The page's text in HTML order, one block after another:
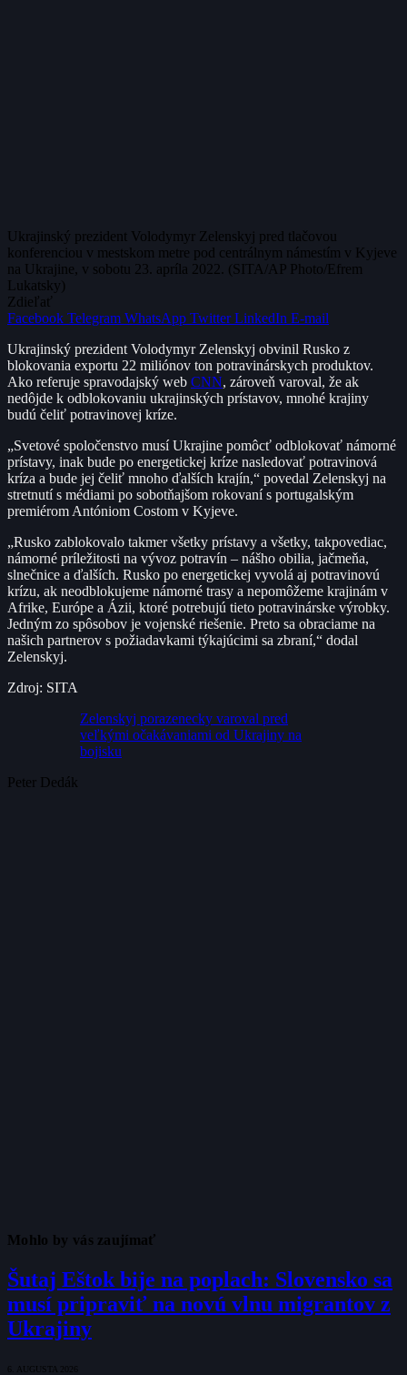
Ukrajinský prezident Volodymyr Zelenskyj pred tlačovou
konferenciou v mestskom metre pod centrálnym námestím v Kyjeve
na Ukrajine, v sobotu 23. apríla 2022. (SITA/AP Photo/Efrem
Lukatsky)
Zdieľať
Facebook Telegram WhatsApp Twitter LinkedIn E-mail
Ukrajinský prezident Volodymyr Zelenskyj obvinil Rusko z
blokovania exportu 22 miliónov ton potravinárskych produktov.
Ako referuje spravodajský web CNN, zároveň varoval, že ak
nedôjde k odblokovaniu ukrajinských prístavov, mnohé krajiny
budú čeliť potravinovej kríze.
„Svetové spoločenstvo musí Ukrajine pomôcť odblokovať námorné
prístavy, inak bude po energetickej kríze nasledovať potravinová
kríza a bude jej čeliť mnoho ďalších krajín,“ povedal Zelenskyj na
stretnutí s médiami po sobotňajšom rokovaní s portugalským
premiérom Antóniom Costom v Kyjeve.
„Rusko zablokovalo takmer všetky prístavy a všetky, takpovediac,
námorné príležitosti na vývoz potravín – nášho obilia, jačmeňa,
slnečnice a ďalších. Rusko po energetickej vyvolá aj potravinovú
krízu, ak neodblokujeme námorné trasy a nepomôžeme krajinám v
Afrike, Európe a Ázii, ktoré potrebujú tieto potravinárske výrobky.
Jedným zo spôsobov je vojenské riešenie. Preto sa obraciame na
našich partnerov s požiadavkami týkajúcimi sa zbraní,“ dodal
Zelenskyj.
Zdroj: SITA
Zelenskyj porazenecky varoval pred
veľkými očakávaniami od Ukrajiny na
bojisku
Peter Dedák
Mohlo by vás zaujímať
Šutaj Eštok bije na poplach: Slovensko sa
musí pripraviť na novú vlnu migrantov z
Ukrajiny
6. AUGUSTA 2026